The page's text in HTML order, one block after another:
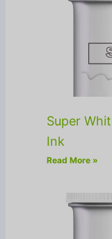
Super
Ink
Read More »